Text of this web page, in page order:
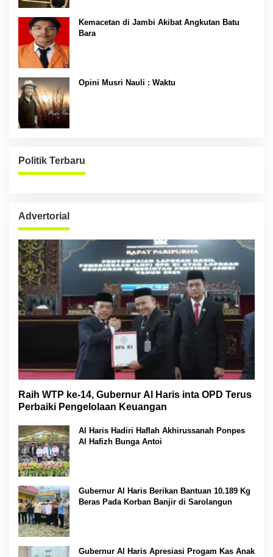
Kemacetan di Jambi Akibat Angkutan Batu
Bara
Opini Musri Nauli : Waktu
Politik Terbaru
Advertorial
Raih WTP ke-14, Gubernur Al Haris inta OPD Terus
Perbaiki Pengelolaan Keuangan
Al Haris Hadiri Haflah Akhirussanah Ponpes
Al Hafizh Bunga Antoi
Gubernur Al Haris Berikan Bantuan 10.189 Kg
Beras Pada Korban Banjir di Sarolangun
Gubernur Al Haris Apresiasi Progam Kas Anak